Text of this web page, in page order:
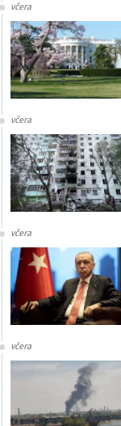
včera
včera
včera
včera